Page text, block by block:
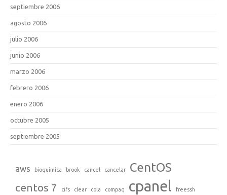
septiembre 2006
agosto 2006
julio 2006
junio 2006
marzo 2006
febrero 2006
enero 2006
octubre 2005
septiembre 2005
aws bioquimica brook cancel cancelar CentOS
centos 7 cifs clear cola compaq cpanel freessh